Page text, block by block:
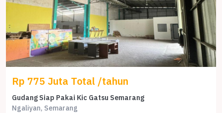
Rp 775 Juta Total /tahun
Gudang Siap Pakai Kic Gatsu Semarang
Ngaliyan, Semarang